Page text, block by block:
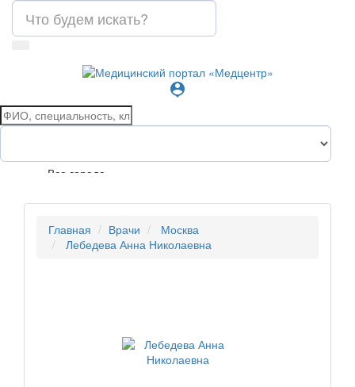
person_pin
Все города
Главная Врачи
Москва
Лебедева Анна Николаевна